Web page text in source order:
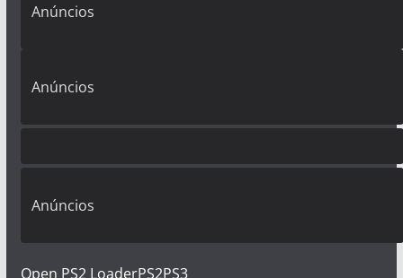
Anúncios
Anúncios
Anúncios
Open PS2 LoaderPS2PS3